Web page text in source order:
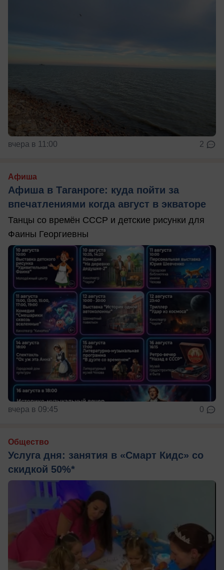
вчера в 11:00 2
Афиша
Афиша в Таганроге: куда пойти за
впечатлениями когда август в экваторе
Танцы со времён СССР и детские рисунки для
Фаины Георгиевны
вчера в 09:45 0
Общество
Услуга дня: занятия в «Смарт Кидс» со
скидкой 50%*